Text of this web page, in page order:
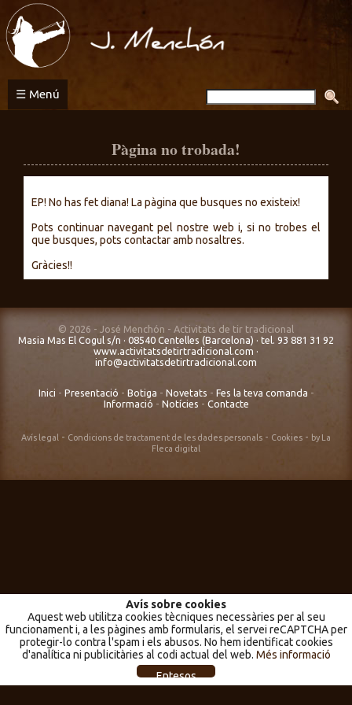
Avís sobre cookies
Aquest web utilitza cookies tècniques necessàries per al seu
funcionament i, a les pàgines amb formularis, el servei reCAPTCHA per
protegir-lo contra l'spam i els abusos. No hem identificat cookies
d'analítica ni publicitàries al codi actual del web. Més informació
Entesos
Activitats
de
tir
tradicional
☰ Menú
Pàgina no trobada!
EP! No has fet diana! La pàgina que busques no existeix!
Pots continuar navegant pel nostre web i, si no trobes el
que busques, pots contactar amb nosaltres.
Gràcies!!
© 2026 - José Menchón - Activitats de tir tradicional
Masia Mas El Cogul s/n · 08540 Centelles (Barcelona) · tel. 93 881 31 92
www.activitatsdetirtradicional.com ·
info@activitatsdetirtradicional.com
Inici - Presentació - Botiga - Novetats - Fes la teva comanda -
Informació - Notícies - Contacte
Avís legal - Condicions de tractament de les dades personals - Cookies - by La
Fleca digital